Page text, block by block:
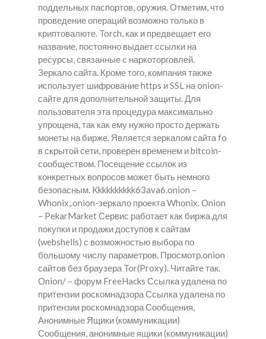
поддельных паспортов, оружия. Отметим, что
проведение операций возможно только в
криптовалюте. Torch, как и предвещает его
название, постоянно выдает ссылки на
ресурсы, связанные с наркоторговлей.
Зеркало сайта. Кроме того, компания также
использует шифрование https и SSL на onion-
сайте для дополнительной защиты. Для
пользователя эта процедура максимально
упрощена, так как ему нужно просто держать
монеты на бирже. Является зеркалом сайта fo
в скрытой сети, проверен временем и bitcoin-
сообществом. Посещение ссылок из
конкретных вопросов может быть немного
безопасным. Kkkkkkkkkk63ava6.onion –
Whonix,.onion-зеркало проекта Whonix. Onion
– PekarMarket Сервис работает как биржа для
покупки и продажи доступов к сайтам
(webshells) с возможностью выбора по
большому числу параметров. Просмотр.onion
сайтов без браузера Tor(Proxy). Читайте так.
Onion/ – форум FreeHacks Ссылка удалена по
притензии роскомнадзора Ссылка удалена по
притензии роскомнадзора Сообщения,
Анонимные Ящики (коммуникации)
Сообщения, анонимные ящики (коммуникации)